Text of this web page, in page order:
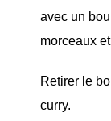
avec un
morceaux
Retirer le
curry.